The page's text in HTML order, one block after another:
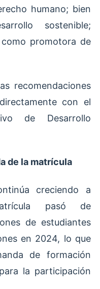
humano; bien
sostenible;
promotora de
recomendaciones
con el
de Desarrollo
de la matrícula
creciendo a
pasó de
de estudiantes
en 2024, lo que
de formación
la participación